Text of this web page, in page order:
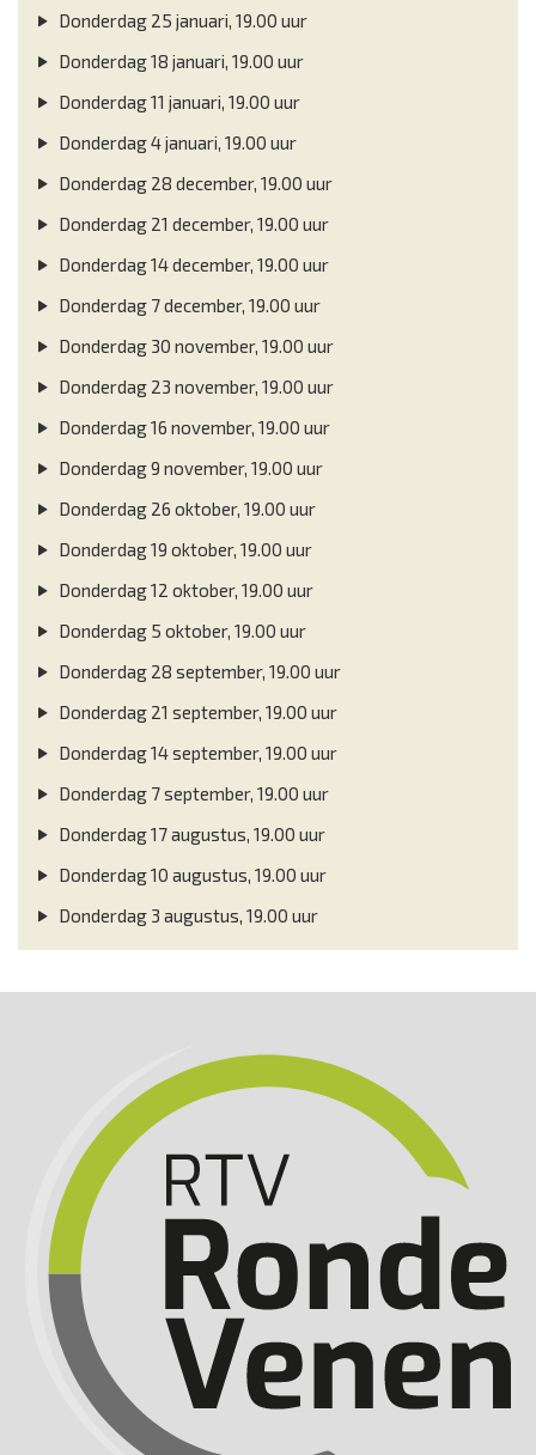
Donderdag 25 januari, 19.00 uur
Donderdag 18 januari, 19.00 uur
Donderdag 11 januari, 19.00 uur
Donderdag 4 januari, 19.00 uur
Donderdag 28 december, 19.00 uur
Donderdag 21 december, 19.00 uur
Donderdag 14 december, 19.00 uur
Donderdag 7 december, 19.00 uur
Donderdag 30 november, 19.00 uur
Donderdag 23 november, 19.00 uur
Donderdag 16 november, 19.00 uur
Donderdag 9 november, 19.00 uur
Donderdag 26 oktober, 19.00 uur
Donderdag 19 oktober, 19.00 uur
Donderdag 12 oktober, 19.00 uur
Donderdag 5 oktober, 19.00 uur
Donderdag 28 september, 19.00 uur
Donderdag 21 september, 19.00 uur
Donderdag 14 september, 19.00 uur
Donderdag 7 september, 19.00 uur
Donderdag 17 augustus, 19.00 uur
Donderdag 10 augustus, 19.00 uur
Donderdag 3 augustus, 19.00 uur